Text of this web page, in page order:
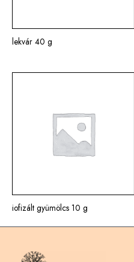
lekvár 40 g
iofizált gyümölcs 10 g